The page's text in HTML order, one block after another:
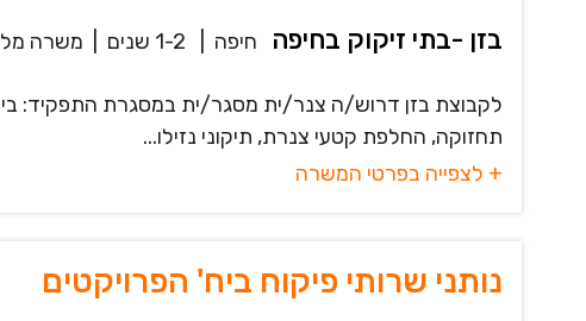
בזן -בתי זיקוק בחיפה חיפה 1-2 שנים משרה
לקבוצת בזן דרוש/ה צנר/ית מסגר/ית במסגרת התפקיד:
תחזוקה, החלפת קטעי צנרת, תיקוני נזילו...
+ לצפייה בפרטי המשרה
נותני שרותי פיקוח ביח' הפרויקטים